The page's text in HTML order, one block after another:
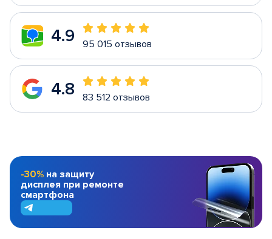
4.9 95 015 отзывов
4.8 83 512 отзывов
-30% на защиту
дисплея при ремонте
смартфона